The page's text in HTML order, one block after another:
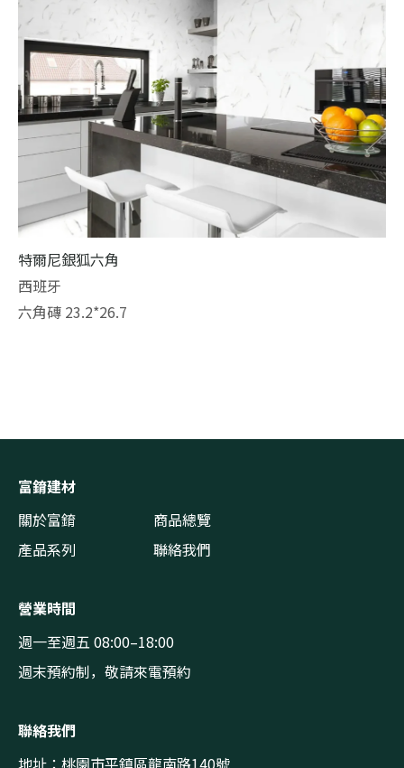
特爾尼銀狐六角
西班牙
六角磚 23.2*26.7
富錥建材
關於富錥
商品總覽
產品系列
聯絡我們
營業時間
週一至週五 08:00–18:00
週末預約制，敬請來電預約
聯絡我們
地址：桃園市平鎮區龍南路140號